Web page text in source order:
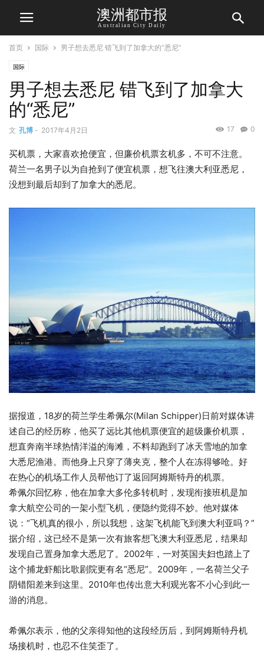
澳洲都市报
Australian City Daily
首页 国际 男子想去悉尼 错飞到了加拿大的“悉尼”
国际
男子想去悉尼 错飞到了加拿大
的“悉尼”
文 孔博 - 2017年4月2日 0
17
买机票，大家喜欢抢便宜，但廉价机票玄机多，不可不注意。
荷兰一名男子以为自抢到了便宜机票，想飞往澳大利亚悉尼，
没想到最后却到了加拿大的悉尼。
据报道，18岁的荷兰学生希佩尔(Milan Schipper)日前对媒体讲
述自己的经历称，他买了远比其他机票便宜的超级廉价机票，
想直奔南半球热情洋溢的海滩，不料却跑到了冰天雪地的加拿
大悉尼渔港。而他身上只穿了薄夹克，整个人在冻得够呛。好
在热心的机场工作人员帮他订了返回阿姆斯特丹的机票。
希佩尔回忆称，他在加拿大多伦多转机时，发现衔接班机是加
拿大航空公司的一架小型飞机，便隐约觉得不妙。他对媒体
说：“飞机真的很小，所以我想，这架飞机能飞到澳大利亚吗？”
据介绍，这已经不是第一次有旅客想飞澳大利亚悉尼，结果却
发现自己置身加拿大悉尼了。2002年，一对英国夫妇也踏上了
这个捕龙虾船比歌剧院更有名“悉尼”。2009年，一名荷兰父子
阴错阳差来到这里。2010年也传出意大利观光客不小心到此一
游的消息。
希佩尔表示，他的父亲得知他的这段经历后，到阿姆斯特丹机
场接机时，也忍不住笑歪了。